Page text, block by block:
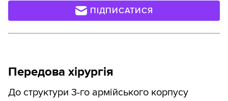
ПІДПИСАТИСЯ
Передова хірургія
До структури 3-го армійського корпусу